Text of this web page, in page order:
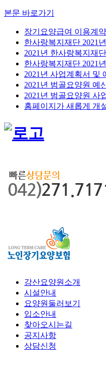
본문 바로가기
장기요양급여 이용계
한사랑복지재단 2021
2021년 한사랑복지재
한사랑복지재단 2021
2021년 사업계획서 및
2021년 범골요양원 예
2021년 범골요양원 사
홈페이지가 새롭게 개
강산요양원소개
시설안내
요양원둘러보기
입소안내
찾아오시는길
공지사항
상담신청